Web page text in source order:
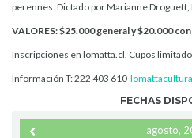
perennes. Dictado por Marianne
VALORES: $25.000 general y $20.000
Inscripciones en lomatta.cl. Cupos
Información T: 222 403 610
FECHAS
agosto,